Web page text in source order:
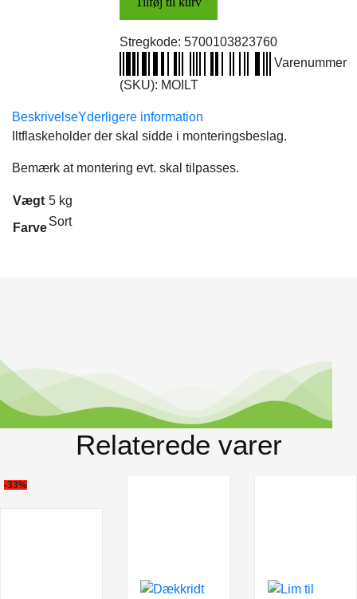
Stregkode: 5700103823760
Varenummer
(SKU): MOILT
BeskrivelseYderligere information
Iltflaskeholder der skal sidde i monteringsbeslag.
Bemærk at montering evt. skal tilpasses.
Vægt 5 kg
FarveSort
Relaterede varer
-33%